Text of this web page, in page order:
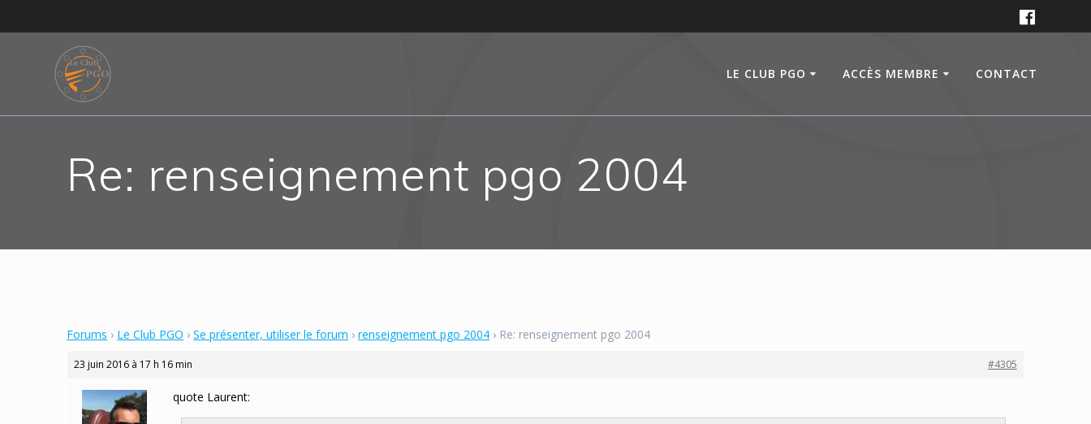
to
LE CLUB PGO ACCÈS MEMBRE CONTACT
Re: renseignement pgo 2004
Forums › Le Club PGO › Se présenter, utiliser le forum › renseignement pgo 2004 › Re: renseignement pgo 2004
23 juin 2016 à 17 h 16 min #4305
quote Laurent: